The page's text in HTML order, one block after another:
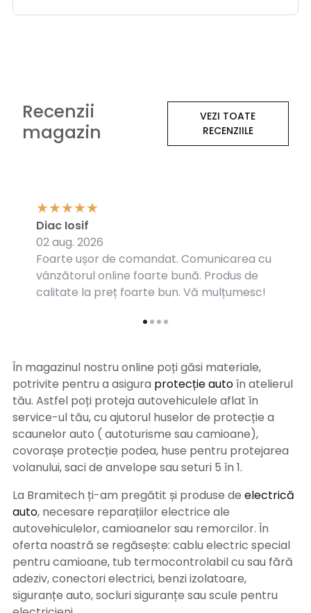
Recenzii
magazin
VEZI TOATE
RECENZIILE
Foarte ușor de comandat. Comunicarea cu
vânzătorul online foarte bună. Produs de
calitate la preț foarte bun. Vă mulțumesc!
Diac Iosif
02 aug. 2026
În magazinul nostru online poți găsi materiale,
potrivite pentru a asigura protecție autoîn atelierul
tău. Astfel poți proteja autovehiculele aflat în
service-ul tău, cu ajutorul huselor de protecție a
scaunelor auto ( autoturisme sau camioane),
covorașe protecție podea, huse pentru protejarea
volanului, saci de anvelope sau seturi 5 în 1.
La Bramitech ți-am pregătit și produse de electrică
auto, necesare reparațiilor electrice ale
autovehiculelor, camioanelor sau remorcilor. În
oferta noastră se regăsește: cablu electric special
pentru camioane, tub termocontrolabil cu sau fără
adeziv, conectori electrici, benzi izolatoare,
siguranțe auto, socluri siguranțe sau scule pentru